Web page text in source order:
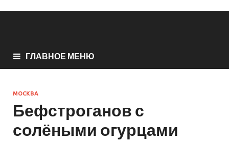
ГЛАВНОЕ МЕНЮ
МОСКВА
Бефстроганов с
солёными огурцами